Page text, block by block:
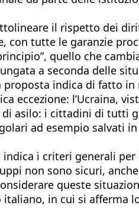
il rispetto dei
con tutte le garanzie
quello che
a seconda delle
proposta indica di fatto
eccezione:
di asilo: i cittadini di
ad esempio salvati
i criteri generali
non sono sicuri,
queste
in cui si afferma